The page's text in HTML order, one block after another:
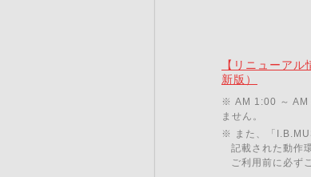
【リニューア
新版）
※ AM 1:00 ～ AM
ません。
※ また、「
記載された動作
ご利用前に必ず